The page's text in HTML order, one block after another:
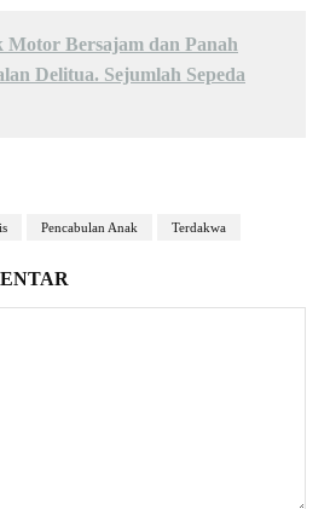
Motor Bersajam dan Panah
Delitua. Sejumlah Sepeda
Pencabulan Anak Terdakwa